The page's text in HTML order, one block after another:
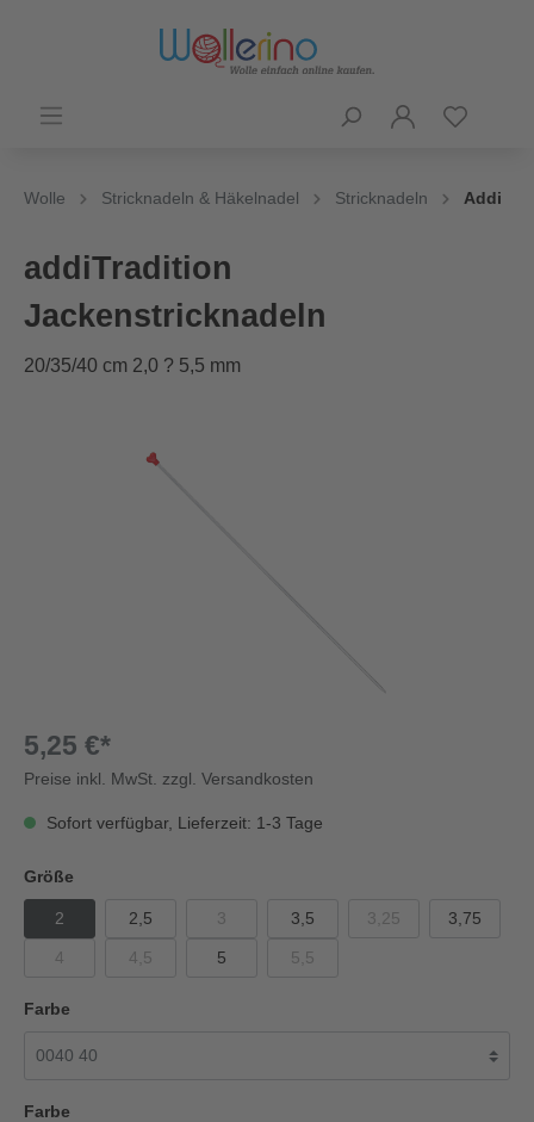
Wolle Stricknadeln & Häkelnadel Stricknadeln Addi
addiTradition
Jackenstricknadeln
20/35/40 cm 2,0 ? 5,5 mm
5,25 €*
Preise inkl. MwSt. zzgl. Versandkosten
Sofort verfügbar, Lieferzeit: 1-3 Tage
Größe
2 2,5 3 3,5 3,25 3,75
4 4,5 5 5,5
Farbe
Farbe